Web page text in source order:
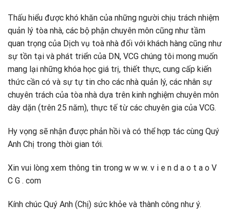
Thấu hiểu được khó khăn của những người chịu trách nhiệm
quản lý tòa nhà, các bộ phận chuyên môn cũng như tầm
quan trọng của Dịch vụ toà nhà đối với khách hàng cũng như
sự tồn tại và phát triển của DN, VCG chúng tôi mong muốn
mang lại những khóa học giá trị, thiết thực, cung cấp kiến
thức cần có và sự tự tin cho các nhà quản lý, các nhân sự
chuyên trách của tòa nhà dựa trên kinh nghiệm chuyên môn
dày dặn (trên 25 năm), thực tế từ các chuyên gia của VCG.
Hy vọng sẽ nhận được phản hồi và có thể hợp tác cùng Quý
Anh Chị trong thời gian tới.
Xin vui lòng xem thông tin trong w w w. v i e n d a o t a o V
C G . com
Kính chúc Quý Anh (Chị) sức khỏe và thành công như ý.